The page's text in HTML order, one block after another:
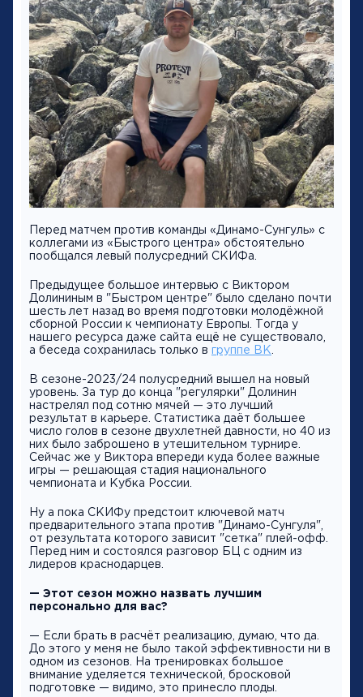
Перед матчем против команды «Динамо-Сунгуль» с
коллегами из «Быстрого центра» обстоятельно
пообщался левый полусредний СКИФа.
Предыдущее большое интервью с Виктором
Долининым в "Быстром центре" было сделано почти
шесть лет назад во время подготовки молодёжной
сборной России к чемпионату Европы. Тогда у
нашего ресурса даже сайта ещё не существовало,
а беседа сохранилась только в группе ВК
В сезоне-2023/24 полусредний вышел на новый
уровень. За тур до конца "регулярки" Долинин
настрелял под сотню мячей — это лучший
результат в карьере. Статистика даёт большее
число голов в сезоне двухлетней давности, но 40 из
них было заброшено в утешительном турнире.
Сейчас же у Виктора впереди куда более важные
игры — решающая стадия национального
чемпионата и Кубка России.
Ну а пока СКИФу предстоит ключевой матч
предварительного этапа против "Динамо-Сунгуля",
от результата которого зависит "сетка" плей-офф.
Перед ним и состоялся разговор БЦ с одним из
лидеров краснодарцев.
— Этот сезон можно назвать лучшим
персонально для вас?
— Если брать в расчёт реализацию, думаю, что да.
До этого у меня не было такой эффективности ни в
одном из сезонов. На тренировках большое
внимание уделяется технической, бросковой
подготовке — видимо, это принесло плоды.